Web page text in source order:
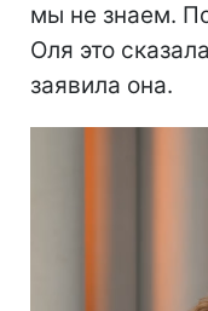
мы не знаем.
Оля это
заявила она.